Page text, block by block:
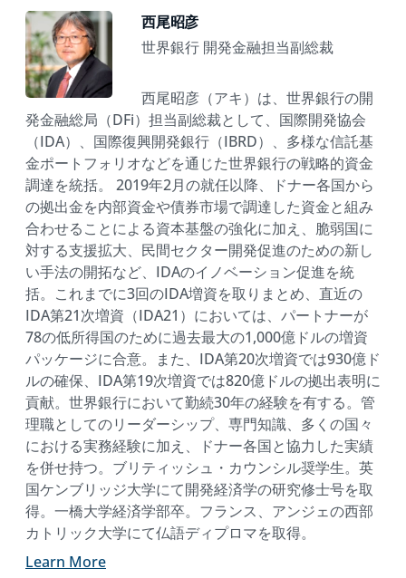
西尾昭彦
世界銀行 開発金融担当副総裁
西尾昭彦（アキ）は、世界銀行の開
発金融総局（DFi）担当副総裁として、国際開発協会
（IDA）、国際復興開発銀行（IBRD）、多様な信託基
金ポートフォリオなどを通じた世界銀行の戦略的資金
調達を統括。 2019年2月の就任以降、ドナー各国から
の拠出金を内部資金や債券市場で調達した資金と組み
合わせることによる資本基盤の強化に加え、脆弱国に
対する支援拡大、民間セクター開発促進のための新し
い手法の開拓など、IDAのイノベーション促進を統
括。これまでに3回のIDA増資を取りまとめ、直近の
IDA第21次増資（IDA21）においては、パートナーが
78の低所得国のために過去最大の1,000億ドルの増資
パッケージに合意。また、IDA第20次増資では930億ド
ルの確保、IDA第19次増資では820億ドルの拠出表明に
貢献。世界銀行において勤続30年の経験を有する。管
理職としてのリーダーシップ、専門知識、多くの国々
における実務経験に加え、ドナー各国と協力した実績
を併せ持つ。ブリティッシュ・カウンシル奨学生。英
国ケンブリッジ大学にて開発経済学の研究修士号を取
得。一橋大学経済学部卒。フランス、アンジェの西部
カトリック大学にて仏語ディプロマを取得。
Learn More